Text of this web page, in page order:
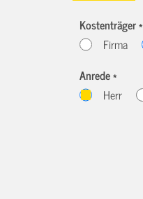
Kostenträger *
Firma
Anrede *
Herr